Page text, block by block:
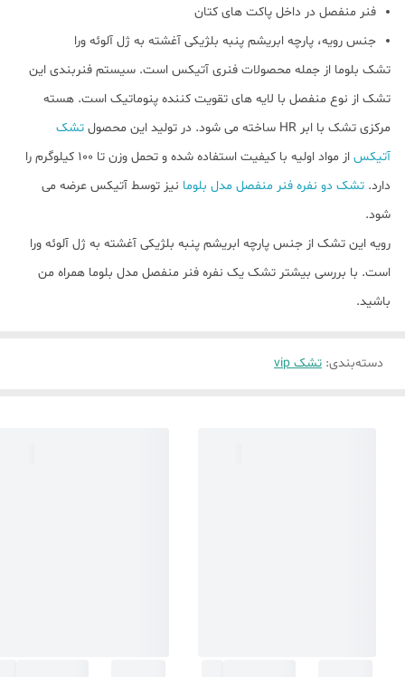
فنر منفصل در داخل پاکت های کتان
جنس رویه، پارچه ابریشم پنبه بلژیکی آغشته به ژل آلوئه ورا
تشک بلوما از جمله محصولات فنری آتیکس است. سیستم فنربندی این
تشک از نوع منفصل با لایه های تقویت کننده پنوماتیک است. هسته
مرکزی تشک با ابر HR ساخته می شود. در تولید این محصول
تشک
آتیکس
از مواد اولیه با کیفیت استفاده شده و تحمل وزن تا ۱۰۰ کیلوگرم را
دارد. تشک دو نفره فنر منفصل مدل بلوما نیز توسط آتیکس عرضه می
شود.
رویه این تشک از جنس پارچه ابریشم پنبه بلژیکی آغشته به ژل آلوئه ورا
است. با بررسی بیشتر تشک یک نفره فنر منفصل مدل بلوما همراه من
باشید.
دسته‌بندی: تشک vip